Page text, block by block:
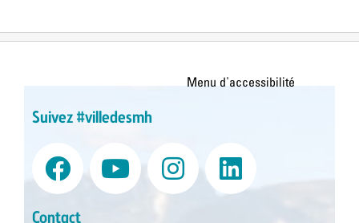
Suivez #villedesmh
Contact